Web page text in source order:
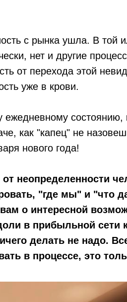
с рынка ушла. В той
нет и другие
от перехода этой
уже в крови.
как "капец" не
нового года!
неопределенности
"где мы" и "что
о интересной
в прибыльной сети
делать не надо.
в процессе, это